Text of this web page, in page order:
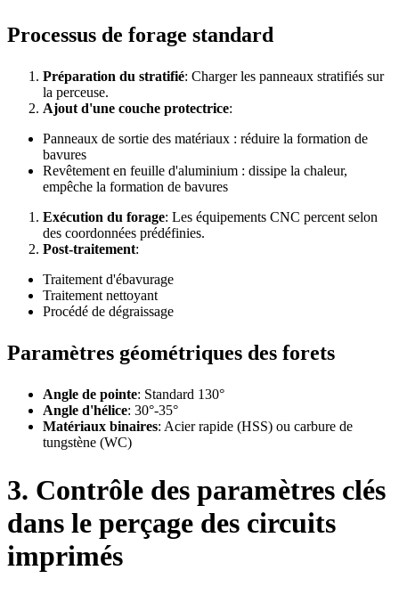
Processus de forage standard
Préparation du stratifié: Charger les panneaux stratifiés sur
la perceuse.
Ajout d'une couche protectrice:
Panneaux de sortie des matériaux : réduire la formation de
bavures
Revêtement en feuille d'aluminium : dissipe la chaleur,
empêche la formation de bavures
Exécution du forage: Les équipements CNC percent selon
des coordonnées prédéfinies.
Post-traitement:
Traitement d'ébavurage
Traitement nettoyant
Procédé de dégraissage
Paramètres géométriques des forets
Angle de pointe: Standard 130°
Angle d'hélice: 30°-35°
Matériaux binaires: Acier rapide (HSS) ou carbure de
tungstène (WC)
3. Contrôle des paramètres clés
dans le perçage des circuits
imprimés